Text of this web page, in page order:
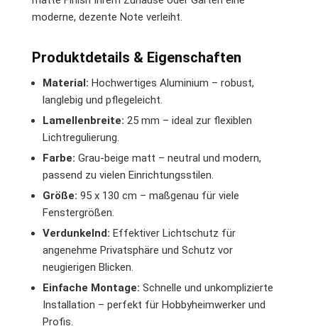
moderne, dezente Note verleiht.
Produktdetails & Eigenschaften
Material: Hochwertiges Aluminium – robust,
langlebig und pflegeleicht.
Lamellenbreite: 25 mm – ideal zur flexiblen
Lichtregulierung.
Farbe: Grau-beige matt – neutral und modern,
passend zu vielen Einrichtungsstilen.
Größe: 95 x 130 cm – maßgenau für viele
Fenstergrößen.
Verdunkelnd: Effektiver Lichtschutz für
angenehme Privatsphäre und Schutz vor
neugierigen Blicken.
Einfache Montage: Schnelle und unkomplizierte
Installation – perfekt für Hobbyheimwerker und
Profis.